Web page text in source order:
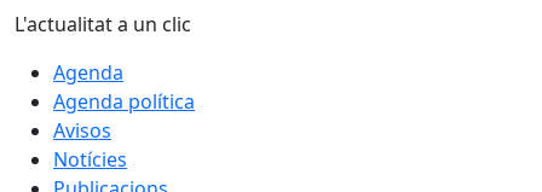
L'actualitat a un clic
Agenda
Agenda política
Avisos
Notícies